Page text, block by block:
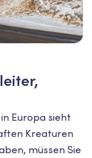
Europa sieht
Kreaturen
müssen Sie